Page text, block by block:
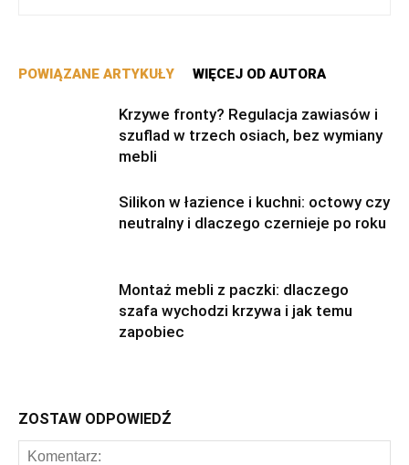
POWIĄZANE ARTYKUŁY WIĘCEJ OD AUTORA
Krzywe fronty? Regulacja zawiasów i
szuflad w trzech osiach, bez wymiany
mebli
Silikon w łazience i kuchni: octowy czy
neutralny i dlaczego czernieje po roku
Montaż mebli z paczki: dlaczego
szafa wychodzi krzywa i jak temu
zapobiec
ZOSTAW ODPOWIEDŹ